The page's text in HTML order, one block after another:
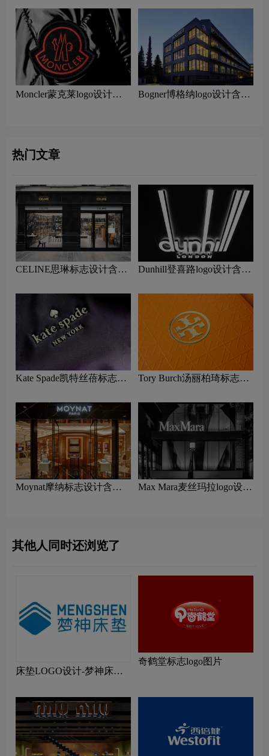
念
Moncler蒙克莱logo设计含
Bogner博格纳logo设计含义
热门文章
CELINE思琳标志设计含义
Dunhill登喜路logo设计含义
Kate Spade凯特丝蓓标志设
Tory Burch汤丽柏琦标志设
Moynat摩纳标志设计含义
Max Mara麦丝玛拉logo设计
其他人同时还浏览了
床垫LOGO设计-梦神床垫
奇鹤堂标志logo图片